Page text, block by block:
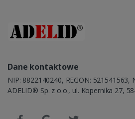
Dane kontaktowe
NIP: 8822140240, REGON: 521541563,
ADELID® Sp. z o.o., ul. Kopernika 27,